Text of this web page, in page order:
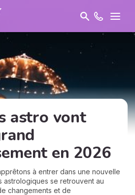
astro vont
en 2026
à entrer dans une nouvelle
astrologiques se retrouvent au
changements et de